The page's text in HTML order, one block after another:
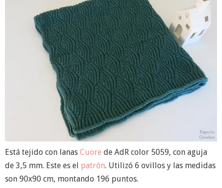
Está tejido con lanas Cuore de AdR color 5059, con aguja
de 3,5 mm. Este es el patrón. Utilizó 6 ovillos y las medidas
son 90x90 cm, montando 196 puntos.